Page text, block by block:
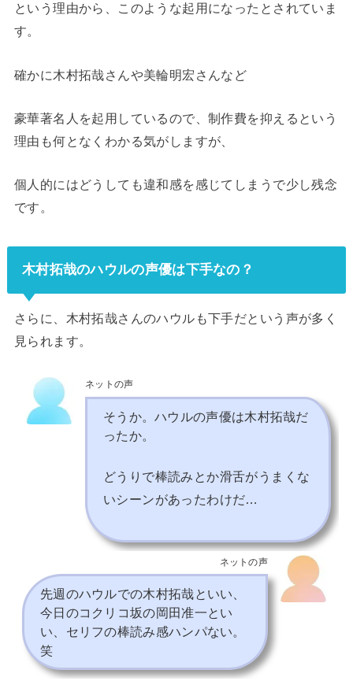
という理由から、このような起用になったとされていま
す。
確かに木村拓哉さんや美輪明宏さんなど
豪華著名人を起用しているので、制作費を抑えるという
理由も何となくわかる気がしますが、
個人的にはどうしても違和感を感じてしまうで少し残念
です。
木村拓哉のハウルの声優は下手なの？
さらに、木村拓哉さんのハウルも下手だという声が多く
見られます。
ネットの声
そうか。ハウルの声優は木村拓哉だ
ったか。
どうりで棒読みとか滑舌がうまくな
いシーンがあったわけだ…
ネットの声
先週のハウルでの木村拓哉といい、
今日のコクリコ坂の岡田准一とい
い、セリフの棒読み感ハンパない。
笑